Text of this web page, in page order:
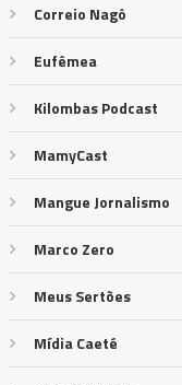
Correio Nagô
Eufêmea
Kilombas Podcast
MamyCast
Mangue Jornalismo
Marco Zero
Meus Sertões
Mídia Caeté